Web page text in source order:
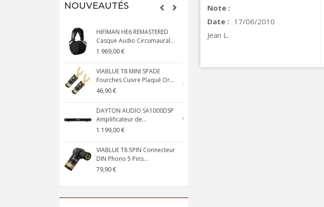
NOUVEAUTÉS
HIFIMAN HE6 REMASTERED
Casque Audio Circumaural...
1 969,00 €
VIABLUE T8 MINI SPADE
Fourches Cuivre Plaqué Or...
46,90 €
DAYTON AUDIO SA1000DSP
Amplificateur de...
1 199,00 €
VIABLUE T8 5PIN Connecteur
DIN Phono 5 Pins...
79,90 €
VIABLUE T8 5PIN Connecteur
DIN Phono 5 Pins...
Note :
Date : 17/06/2010
Jean L.